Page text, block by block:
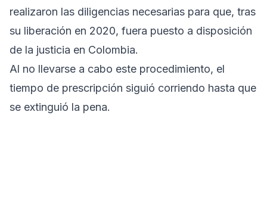
realizaron las diligencias necesarias para que, tras
su liberación en 2020, fuera puesto a disposición
de la justicia en Colombia.
Al no llevarse a cabo este procedimiento, el
tiempo de prescripción siguió corriendo hasta que
se extinguió la pena.